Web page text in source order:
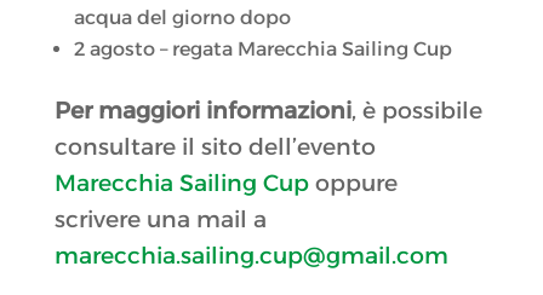
acqua del giorno dopo
2 agosto – regata Marecchia Sailing Cup
Per maggiori informazioni, è possibile
consultare il sito dell’evento
Marecchia Sailing Cupoppure
scrivere una mail a
marecchia.sailing.cup@gmail.com